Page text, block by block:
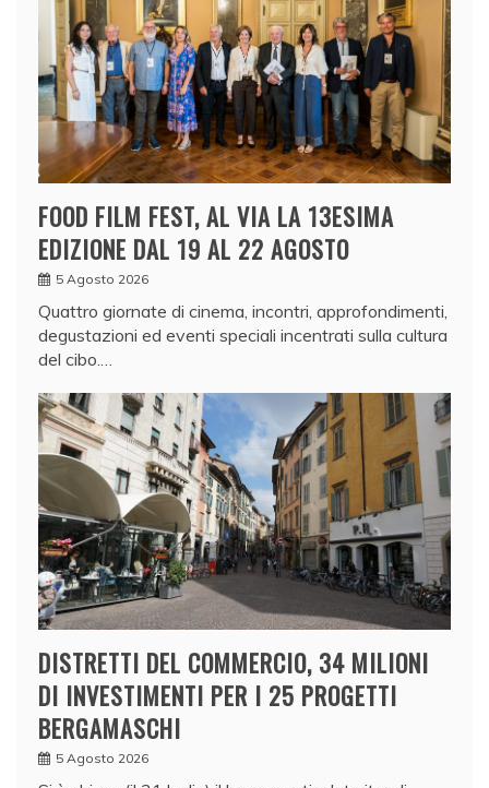
FOOD FILM FEST, AL VIA LA 13ESIMA
EDIZIONE DAL 19 AL 22 AGOSTO
5 Agosto 2026
Quattro giornate di cinema, incontri, approfondimenti,
degustazioni ed eventi speciali incentrati sulla cultura
del cibo.…
DISTRETTI DEL COMMERCIO, 34 MILIONI
DI INVESTIMENTI PER I 25 PROGETTI
BERGAMASCHI
5 Agosto 2026